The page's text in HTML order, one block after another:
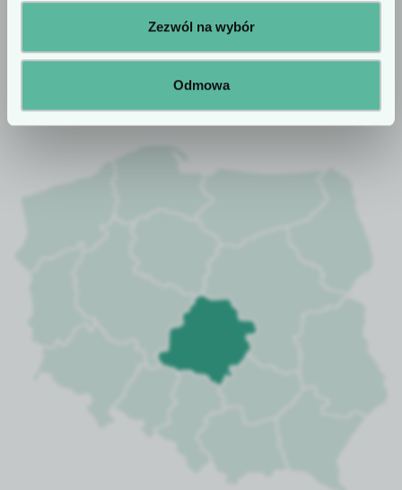
Zezwól na wybór
Odmowa
KONTAKT